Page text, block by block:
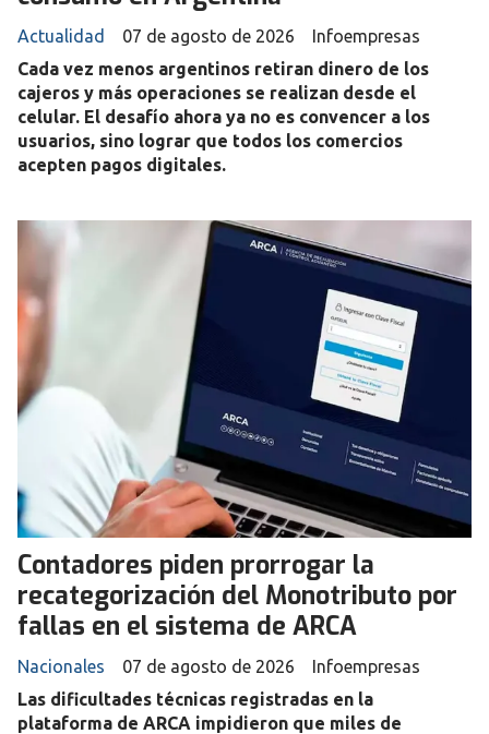
Infoempresas
Actualidad
07 de agosto de 2026
Cada vez menos argentinos retiran dinero de los
cajeros y más operaciones se realizan desde el
celular. El desafío ahora ya no es convencer a los
usuarios, sino lograr que todos los comercios
acepten pagos digitales.
Contadores piden prorrogar la
recategorización del Monotributo por
fallas en el sistema de ARCA
Infoempresas
Nacionales
07 de agosto de 2026
Las dificultades técnicas registradas en la
plataforma de ARCA impidieron que miles de